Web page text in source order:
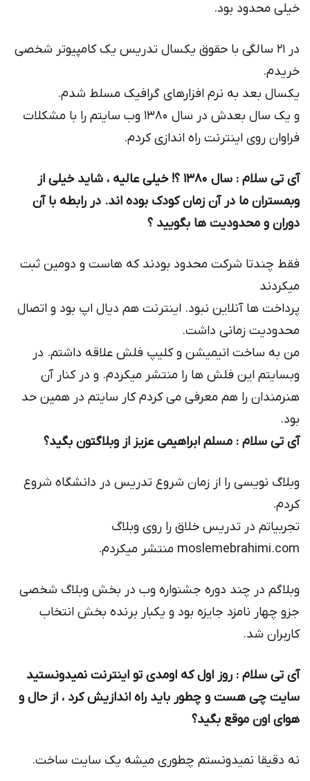
خیلی محدود بود.
در ۲۱ سالگی با حقوق یکسال تدریس یک کامپیوتر شخصی
خریدم.
یکسال بعد به نرم افزارهای گرافیک مسلط شدم.
و یک سال بعدش در سال ۱۳۸۰ وب سایتم را با مشکلات
فراوان روی اینترنت راه اندازی کردم.
آی تی سلام : سال ۱۳۸۰ ؟! خیلی عالیه ، شاید خیلی از
وبمستران ما در آن زمان کودک بوده اند. در رابطه با آن
دوران و محدودیت ها بگویید ؟
فقط چندتا شرکت محدود بودند که هاست و دومین ثبت
میکردند
پرداخت ها آنلاین نبود. اینترنت هم دیال اپ بود و اتصال
محدودیت زمانی داشت.
من به ساخت انیمیشن و کلیپ فلش علاقه داشتم. در
وبسایتم این فلش ها را منتشر میکردم. و در کنار آن
هنرمندان را هم معرفی می کردم کار سایتم در همین حد
بود.
آی تی سلام : مسلم ابراهیمی عزیز از وبلاگتون بگید؟
وبلاگ نویسی را از زمان شروع تدریس در دانشگاه شروع
کردم.
تجربیاتم در تدریس خلاق را روی وبلاگ
moslemebrahimi.com منتشر میکردم.
وبلاگم در چند دوره جشنواره وب در بخش وبلاگ شخصی
جزو چهار نامزد جایزه بود و یکبار برنده بخش انتخاب
کاربران شد.
آی تی سلام : روز اول كه اومدی تو اینترنت نمیدونستید
سایت چی هست و چطور باید راه اندازیش كرد ، از حال و
هوای اون موقع بگید؟
نه دقیقا نمیدونستم چطوری میشه یک سایت ساخت.